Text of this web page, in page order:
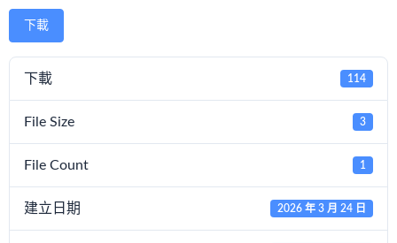
下載
下載 114
File Size 3
File Count 1
建立日期 2026 年 3 月 24 日